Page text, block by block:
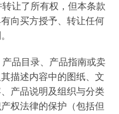
让了所有权，但本条款
向买方授予、转让任何
品目录、产品指南或卖
描述内容中的图纸、文
产品说明及组织与分类
权法律的保护（包括但